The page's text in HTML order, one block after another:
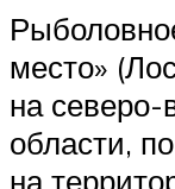
место»
на северо-
области,
на